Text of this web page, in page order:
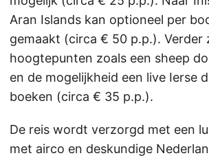
Aran Islands kan optioneel per
gemaakt (circa € 50 p.p.). Verder
hoogtepunten zoals een sheep
en de mogelijkheid een live Ierse
boeken (circa € 35 p.p.).
De reis wordt verzorgd met een
met airco en deskundige